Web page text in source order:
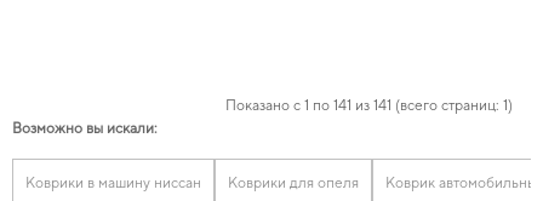
Показано с 1 по 141 из 141 (всего страниц: 1)
Возможно вы искали:
Коврики в машину ниссан Коврики для опеля Коврик